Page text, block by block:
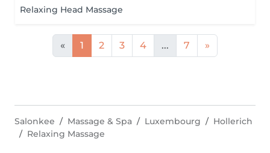
Relaxing Head Massage
« 1 2 3 4 ... 7 »
Salonkee Massage & Spa Luxembourg
Hollerich
Relaxing Massage